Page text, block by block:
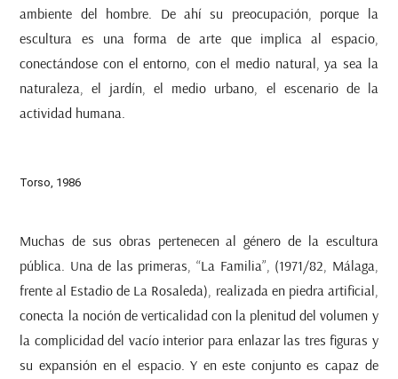
ambiente del hombre. De ahí su preocupación, porque la
escultura es una forma de arte que implica al espacio,
conectándose con el entorno, con el medio natural, ya sea la
naturaleza, el jardín, el medio urbano, el escenario de la
actividad humana.
Torso, 1986
Muchas de sus obras pertenecen al género de la escultura
pública. Una de las primeras, “La Familia”, (1971/82, Málaga,
frente al Estadio de La Rosaleda), realizada en piedra artificial,
conecta la noción de verticalidad con la plenitud del volumen y
la complicidad del vacío interior para enlazar las tres figuras y
su expansión en el espacio. Y en este conjunto es capaz de